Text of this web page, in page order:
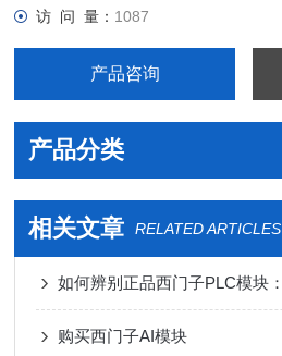
访 问 量： 1087
产品咨询
产品分类
相关文章 RELATED ARTICLES
购买西门子AI模块